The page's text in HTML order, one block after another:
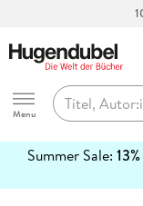
Hugendubel
Menu
Summer Sale:
erfahren